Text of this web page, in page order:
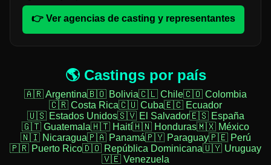
👉 Ver agencias de casting y representantes
🌎 Castings por país
🇦🇷 Argentina🇧🇴 Bolivia🇨🇱 Chile🇨🇴 Colombia
🇨🇷 Costa Rica🇨🇺 Cuba🇪🇨 Ecuador
🇺🇸 Estados Unidos🇸🇻 El Salvador🇪🇸 España
🇬🇹 Guatemala🇭🇹 Haití🇭🇳 Honduras🇲🇽 México
🇳🇮 Nicaragua🇵🇦 Panamá🇵🇾 Paraguay🇵🇪 Perú
🇵🇷 Puerto Rico🇩🇴 República Dominicana🇺🇾 Uruguay
🇻🇪 Venezuela